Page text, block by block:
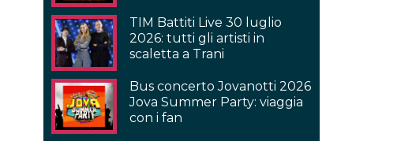
TIM Battiti Live 30 luglio
2026: tutti gli artisti in
scaletta a Trani
Bus concerto Jovanotti 2026
Jova Summer Party: viaggia
con i fan